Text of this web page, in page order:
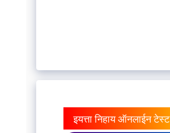
इयत्ता निहाय ऑनलाईन टेस्ट